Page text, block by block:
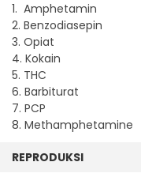
1. Amphetamin
2. Benzodiasepin
3. Opiat
4. Kokain
5. THC
6. Barbiturat
7. PCP
8. Methamphetamine
REPRODUKSI